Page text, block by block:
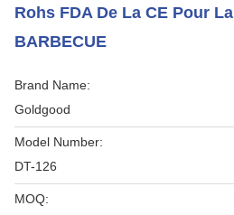
Rohs FDA De La CE Pour
BARBECUE
Brand Name:
Goldgood
Model Number:
DT-126
MOQ: